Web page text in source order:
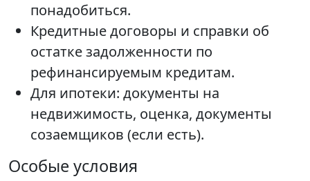
понадобиться.
Кредитные договоры и справки об
остатке задолженности по
рефинансируемым кредитам.
Для ипотеки: документы на
недвижимость, оценка, документы
созаемщиков (если есть).
Особые условия